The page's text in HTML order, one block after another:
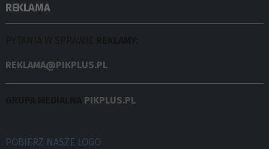
REKLAMA
REKLAMA@PIKPLUS.PL
PIKPLUS.PL
POBIERZ NASZE LOGO